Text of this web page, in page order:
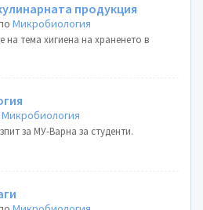
продукция
Микробиология
на тема хигиена на храненето в
Микробиология
за МУ-Варна за студенти.